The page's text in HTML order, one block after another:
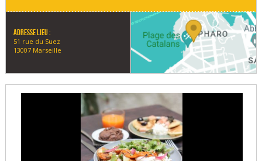
Adresse lieu :
51 rue du Suez
13007 Marseille